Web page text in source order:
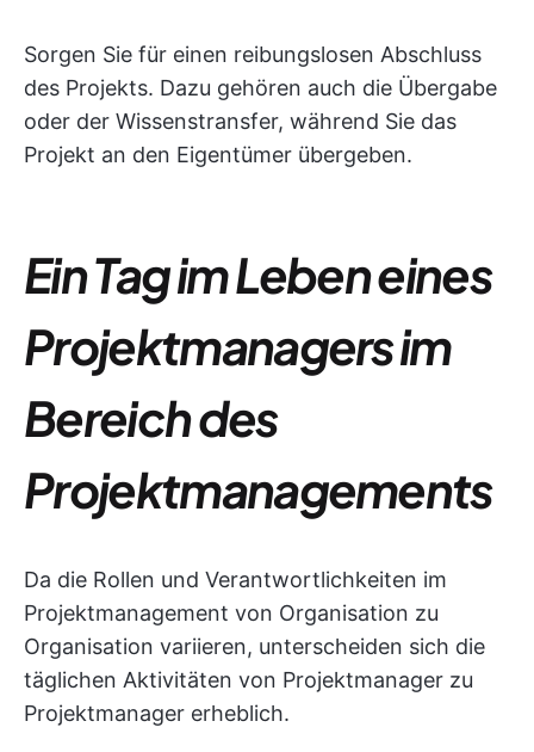
Sorgen Sie für einen reibungslosen Abschluss
des Projekts. Dazu gehören auch die Übergabe
oder der Wissenstransfer, während Sie das
Projekt an den Eigentümer übergeben.
Ein Tag im Leben eines
Projektmanagers im
Bereich des
Projektmanagements
Da die Rollen und Verantwortlichkeiten im
Projektmanagement von Organisation zu
Organisation variieren, unterscheiden sich die
täglichen Aktivitäten von Projektmanager zu
Projektmanager erheblich.